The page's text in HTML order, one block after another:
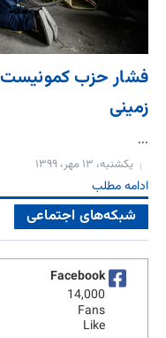
فشار حزب کمونیست
زمینی
...
یکشنبه، ۱۳ مهر، ۱۳۹۹
ادامه مطلب
شبکه‌های اجتماعی
Facebook
14,000
Fans
Like